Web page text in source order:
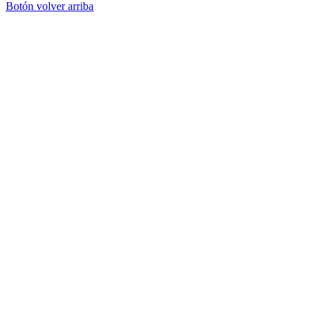
Botón volver arriba